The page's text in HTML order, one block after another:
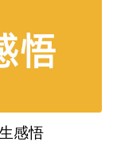
感悟